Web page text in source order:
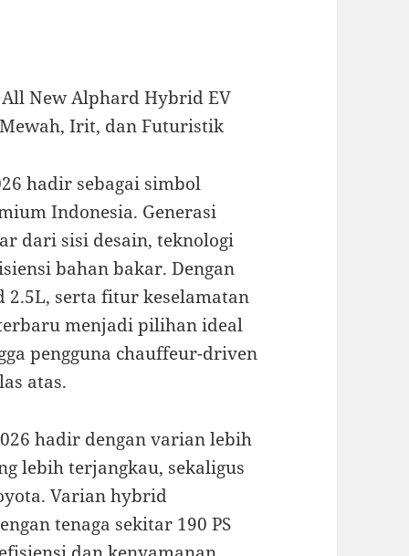
New Alphard Hybrid EV
Irit, dan Futuristik
hadir sebagai simbol
Indonesia. Generasi
dari sisi desain, teknologi
bahan bakar. Dengan
serta fitur keselamatan
menjadi pilihan ideal
pengguna chauffeur-driven
atas.
hadir dengan varian lebih
lebih terjangkau, sekaligus
Varian hybrid
tenaga sekitar 190 PS